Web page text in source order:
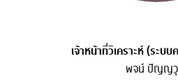
เจ้าหน้าที่วิเคราะห์ (ระบ
พจน์ ปัญญ